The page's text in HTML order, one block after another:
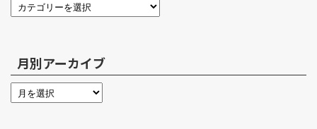
月別アーカイブ